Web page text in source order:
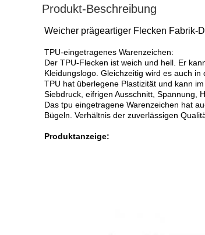
Produkt-Beschreibung
Weicher prägeartiger Flecken Fabrik-
TPU-eingetragenes Warenzeichen:
Der TPU-Flecken ist weich und hell. Er
Kleidungslogo. Gleichzeitig wird es auch
TPU hat überlegene Plastizität und kann
Siebdruck, eifrigen Ausschnitt, Spannung,
Das tpu eingetragene Warenzeichen hat
Bügeln. Verhältnis der zuverlässigen
Produktanzeige: